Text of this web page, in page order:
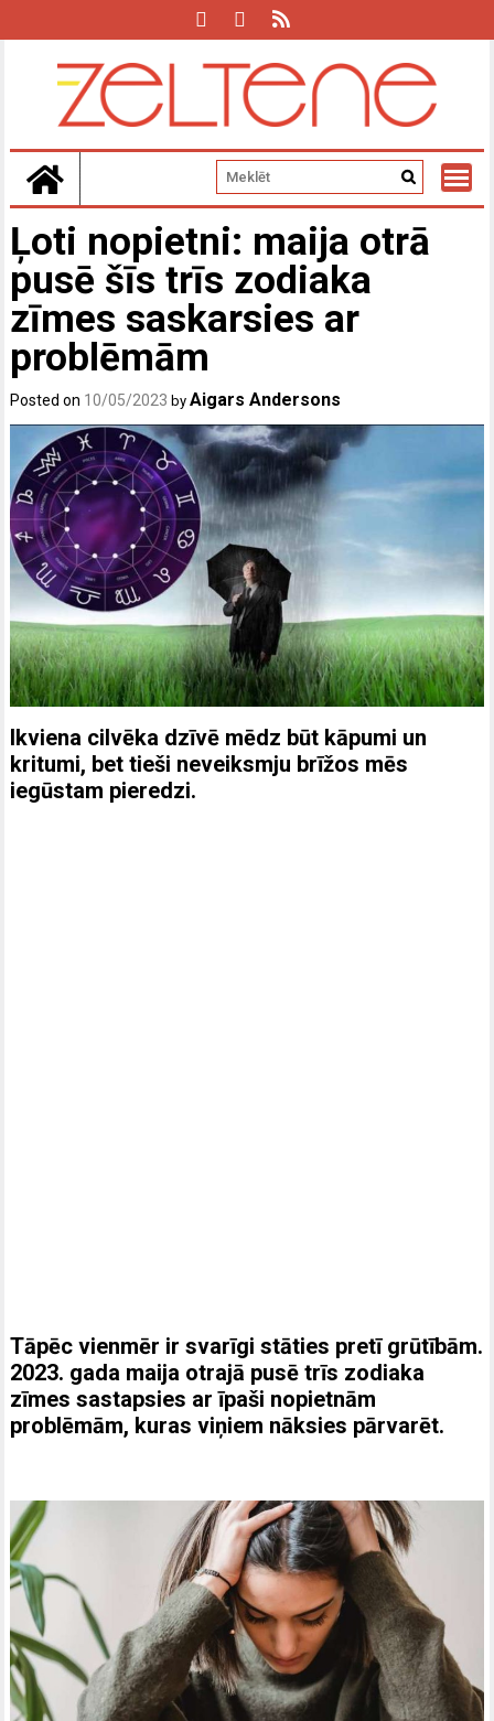
Ļoti nopietni: maija otrā
pusē šīs trīs zodiaka
zīmes saskarsies ar
problēmām
Posted on 10/05/2023 byAigars Andersons
Ikviena cilvēka dzīvē mēdz būt kāpumi un
kritumi, bet tieši neveiksmju brīžos mēs
iegūstam pieredzi.
Tāpēc vienmēr ir svarīgi stāties pretī grūtībām.
2023. gada maija otrajā pusē trīs zodiaka
zīmes sastapsies ar īpaši nopietnām
problēmām, kuras viņiem nāksies pārvarēt.